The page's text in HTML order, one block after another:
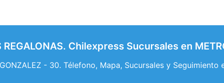
REGALONAS. Chilexpress Sucursales en
- 30. Télefono, Mapa, Sucursales y Seguimiento